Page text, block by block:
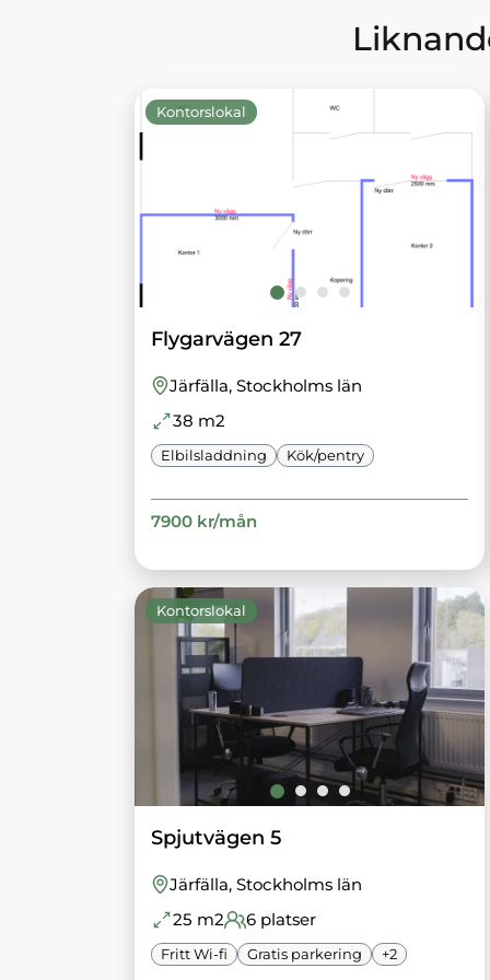
Kontorslokal
Flygarvägen 27
Järfälla, Stockholms län
38 m2
Elbilsladdning Kök/pentry
7900 kr/mån
Kontorslokal
Spjutvägen 5
Järfälla, Stockholms län
25 m2 6 platser
Fritt Wi-fi Gratis parkering +2